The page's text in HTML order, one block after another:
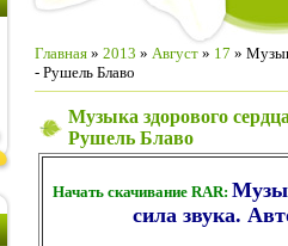
Главная » 2013 » Август » 17 »
- Рушель Блаво
Музыка здорового
Рушель Блаво
Начать скачивание RAR:
сила звука.